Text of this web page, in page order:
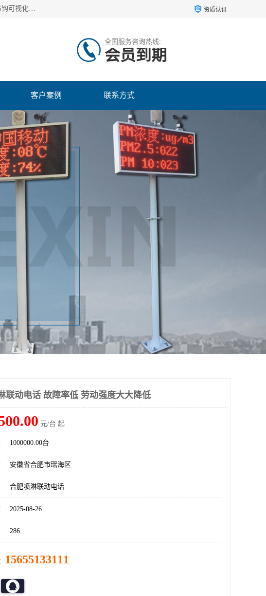
安徽赛芙智能科技有限公司是一家主营智慧化工地解决方案的企业，主营产品有：塔机安全监测系统、塔吊黑匣子、吊钩可视化、吊钩可视化系统、塔机安全监控系统、塔机黑匣子等。创建至今始终关注用户需求，为用户提供有的产品和服务。 资质认证
全国服务咨询热线:
会员到期
客户案例 联系方式
联动电话 故障率低 劳动强度大大降低
元/台 起
1000000.00台
安徽省合肥市瑶海区
合肥喷淋联动电话
2025-08-26
286
15655133111